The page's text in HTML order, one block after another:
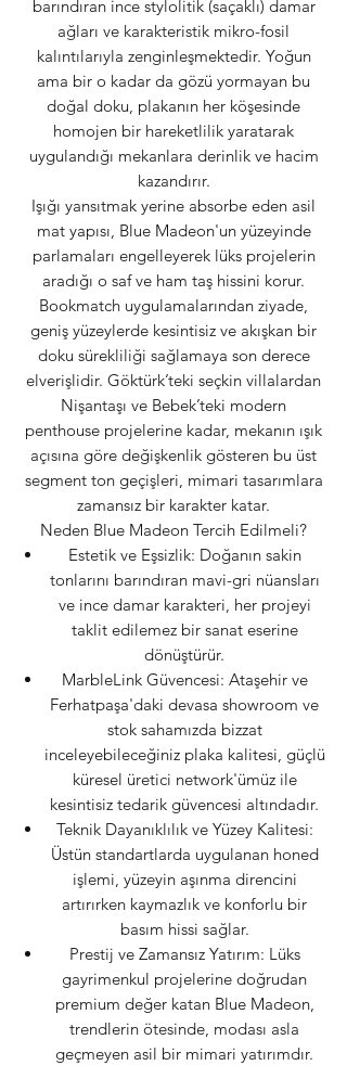
barındıran ince stylolitik (saçaklı) damar
ağları ve karakteristik mikro-fosil
kalıntılarıyla zenginleşmektedir. Yoğun
ama bir o kadar da gözü yormayan bu
doğal doku, plakanın her köşesinde
homojen bir hareketlilik yaratarak
uygulandığı mekanlara derinlik ve hacim
kazandırır.
Işığı yansıtmak yerine absorbe eden asil
mat yapısı, Blue Madeon'un yüzeyinde
parlamaları engelleyerek lüks projelerin
aradığı o saf ve ham taş hissini korur.
Bookmatch uygulamalarından ziyade,
geniş yüzeylerde kesintisiz ve akışkan bir
doku sürekliliği sağlamaya son derece
elverişlidir. Göktürk’teki seçkin villalardan
Nişantaşı ve Bebek’teki modern
penthouse projelerine kadar, mekanın ışık
açısına göre değişkenlik gösteren bu üst
segment ton geçişleri, mimari tasarımlara
zamansız bir karakter katar.
Neden Blue Madeon Tercih Edilmeli?
Estetik ve Eşsizlik: Doğanın sakin
tonlarını barındıran mavi-gri nüansları
ve ince damar karakteri, her projeyi
taklit edilemez bir sanat eserine
dönüştürür.
MarbleLink Güvencesi: Ataşehir ve
Ferhatpaşa'daki devasa showroom ve
stok sahamızda bizzat
inceleyebileceğiniz plaka kalitesi, güçlü
küresel üretici network'ümüz ile
kesintisiz tedarik güvencesi altındadır.
Teknik Dayanıklılık ve Yüzey Kalitesi:
Üstün standartlarda uygulanan honed
işlemi, yüzeyin aşınma direncini
artırırken kaymazlık ve konforlu bir
basım hissi sağlar.
Prestij ve Zamansız Yatırım: Lüks
gayrimenkul projelerine doğrudan
premium değer katan Blue Madeon,
trendlerin ötesinde, modası asla
geçmeyen asil bir mimari yatırımdır.